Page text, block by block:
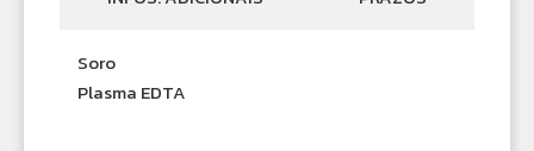
Soro
Plasma EDTA